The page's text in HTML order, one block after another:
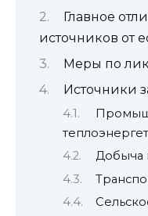
Главное
источников от
Меры по
Источники
Добыча